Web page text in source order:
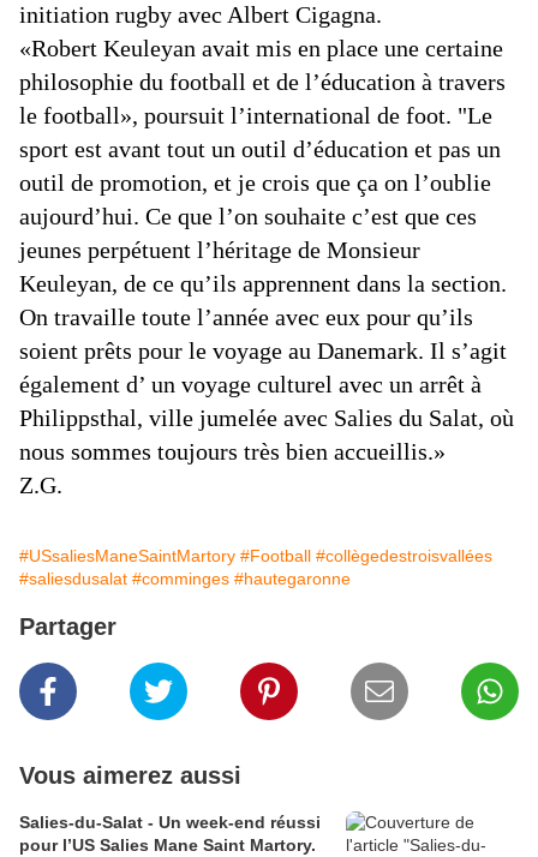
initiation rugby avec Albert Cigagna.
«Robert Keuleyan avait mis en place une certaine
philosophie du football et de l’éducation à travers
le football», poursuit l’international de foot. "Le
sport est avant tout un outil d’éducation et pas un
outil de promotion, et je crois que ça on l’oublie
aujourd’hui. Ce que l’on souhaite c’est que ces
jeunes perpétuent l’héritage de Monsieur
Keuleyan, de ce qu’ils apprennent dans la section.
On travaille toute l’année avec eux pour qu’ils
soient prêts pour le voyage au Danemark. Il s’agit
également d’ un voyage culturel avec un arrêt à
Philippsthal, ville jumelée avec Salies du Salat, où
nous sommes toujours très bien accueillis.»
Z.G.
#USsaliesManeSaintMartory #Football #collègedestroisvallées
#saliesdusalat #comminges #hautegaronne
Partager
Vous aimerez aussi
Salies-du-Salat - Un week-end réussi
pour l’US Salies Mane Saint Martory.